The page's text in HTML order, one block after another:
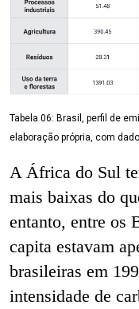
Tabela 06: Brasil, perfil de
elaboração própria, com
A África do Sul
mais baixas do
entanto, entre os
capita estavam
brasileiras em
intensidade de